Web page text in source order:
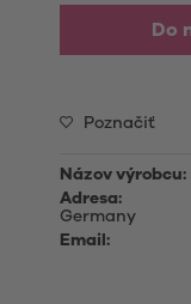
Do
Poznačiť
Názov výrobcu:
Adresa:
Germany
Email: